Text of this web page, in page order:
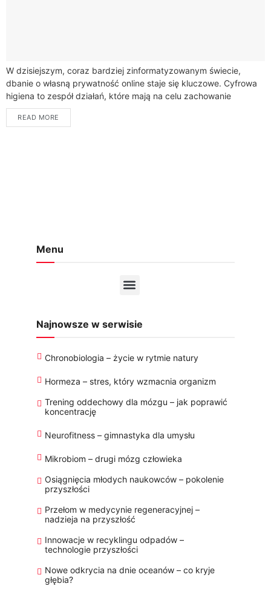
W dzisiejszym, coraz bardziej zinformatyzowanym świecie,
dbanie o własną prywatność online staje się kluczowe. Cyfrowa
higiena to zespół działań, które mają na celu zachowanie
równowagi między życiem online a offline,...
READ MORE
Menu
Najnowsze w serwisie
Chronobiologia – życie w rytmie natury
Hormeza – stres, który wzmacnia organizm
Trening oddechowy dla mózgu – jak poprawić
koncentrację
Neurofitness – gimnastyka dla umysłu
Mikrobiom – drugi mózg człowieka
Osiągnięcia młodych naukowców – pokolenie
przyszłości
Przełom w medycynie regeneracyjnej –
nadzieja na przyszłość
Innowacje w recyklingu odpadów –
technologie przyszłości
Nowe odkrycia na dnie oceanów – co kryje
głębia?